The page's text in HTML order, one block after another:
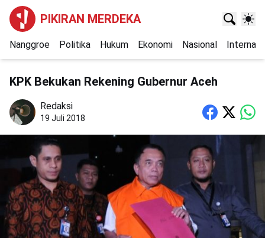
PIKIRAN MERDEKA
Nanggroe Politika Hukum Ekonomi Nasional
KPK Bekukan Rekening Gubernur Aceh
Redaksi
19 Juli 2018